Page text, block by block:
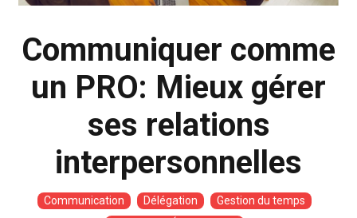
Communiquer comme
un PRO: Mieux gérer
ses relations
interpersonnelles
Communication Délégation
Gestion du temps